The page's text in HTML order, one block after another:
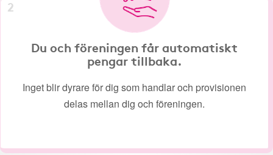
2
Du och föreningen får automatiskt
pengar tillbaka.
Inget blir dyrare för dig som handlar och provisionen
delas mellan dig och föreningen.